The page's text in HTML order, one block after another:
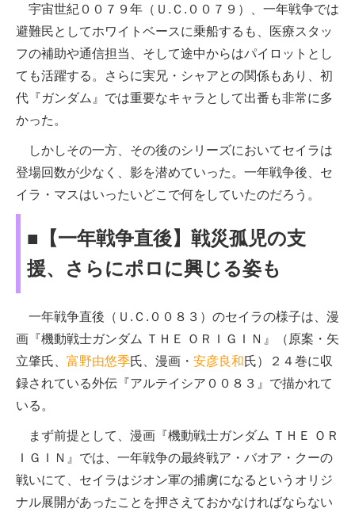
宇宙世紀００７９年（Ｕ.Ｃ.００７９）、一年戦争では
避難民としてホワイトベースに乗船するも、医療スタッ
フの補助や通信担当、そして途中からはパイロットとし
ても活躍する。さらに実兄・シャアとの関係もあり、初
代『ガンダム』では重要なキャラとして出番も非常に多
かった。
しかしその一方、その後のシリーズにおいてセイラは
登場回数が少なく、影を潜めていった。一年戦争後、セ
イラ・マスはいったいどこで何をしていたのだろう。
■【一年戦争直後】戦災孤児の支
援、さらにポロに興じる姿も
一年戦争直後（Ｕ.Ｃ.００８３）のセイラの様子は、漫
画『機動戦士ガンダム ＴＨＥ ＯＲＩＧＩＮ』（原案・矢
立肇氏、 富野由悠季氏、漫画・ 安彦良和氏）２４巻に収
録されている外伝『アルテイシア００８３』で描かれて
いる。
まず前提として、漫画『機動戦士ガンダム ＴＨＥ ＯＲ
ＩＧＩＮ』では、一年戦争の最終戦ア・バオア・クーの
戦いにて、セイラはジオン軍の捕虜になるというオリジ
ナル展開があったことを押さえておかなければならない